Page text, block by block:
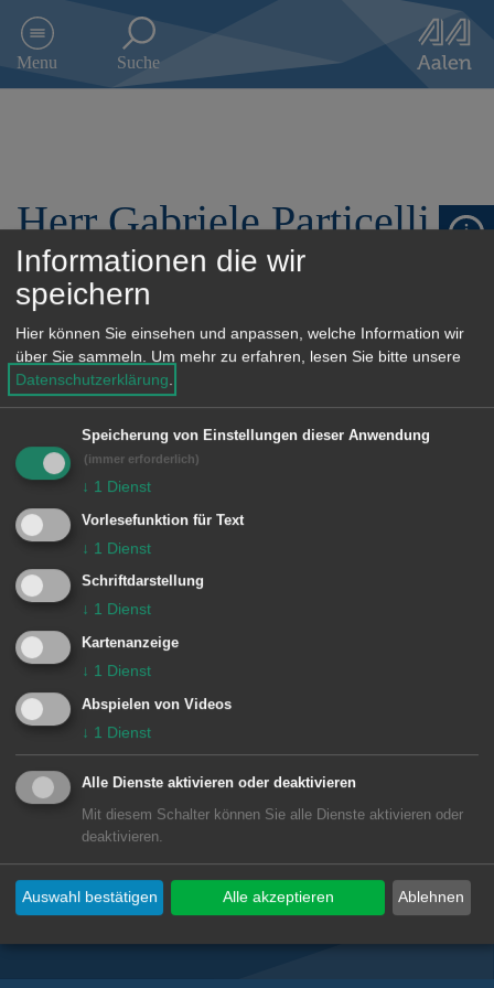
e
m
I
s
p
n
n
Menu Suche
Herr Gabriele Particelli
1. Vorsitzender
Anschrift
E-Mail:patricelli@gmx.de
Einrichtung
Hundefreunde Waldhausen e.V.
Unsere Anschrift
Hundefreunde Waldhausen e.V.
Subwebs
Informationen die wir
speichern
Hier können Sie einsehen und anpassen, welche Information wir
über Sie sammeln.
Um mehr zu erfahren, lesen Sie bitte unsere
Datenschutzerklärung
Speicherung von Einstellungen dieser Anwendung
(immer erforderlich)
↓ 1 Dienst
Vorlesefunktion für Text
↓ 1 Dienst
Schriftdarstellung
↓ 1 Dienst
Kartenanzeige
↓ 1 Dienst
Abspielen von Videos
↓ 1 Dienst
Alle Dienste aktivieren oder deaktivieren
Mit diesem Schalter können Sie alle Dienste aktivieren oder
deaktivieren.
Ablehnen
Auswahl bestätigen Alle akzeptieren